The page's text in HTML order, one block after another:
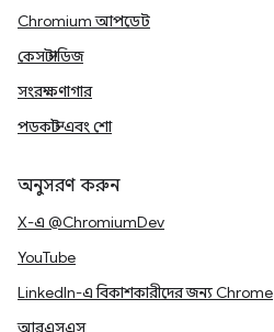
Chromium আপডেট
কেস স্টাডিজ
সংরক্ষণাগার
পডকাস্ট এবং শো
অনুসরণ করুন
X-এ @ChromiumDev
YouTube
LinkedIn-এ বিকাশকারীদের জন্য Chrome
আরএসএস